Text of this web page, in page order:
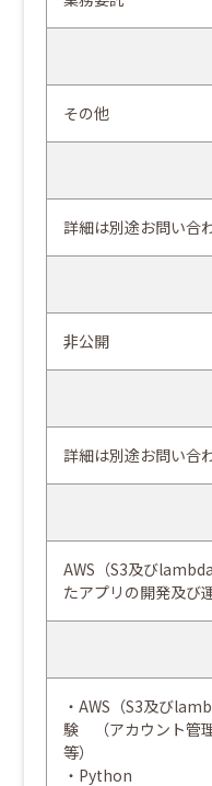
その他
詳細は別途お問い合
非公開
詳細は別途お問い合
AWS（S3及び
たアプリの開発及び
・AWS（S3及び
験 （アカウント管
等）
・Python